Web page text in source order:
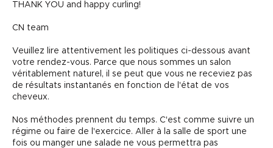
THANK YOU and happy curling!
CN team
Veuillez lire attentivement les politiques ci-dessous avant
votre rendez-vous. Parce que nous sommes un salon
véritablement naturel, il se peut que vous ne receviez pas
de résultats instantanés en fonction de l'état de vos
cheveux.
Nos méthodes prennent du temps. C'est comme suivre un
régime ou faire de l'exercice. Aller à la salle de sport une
fois ou manger une salade ne vous permettra pas